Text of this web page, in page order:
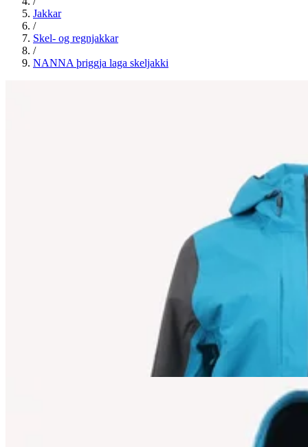
Jakkar
/
Skel- og regnjakkar
/
NANNA þriggja laga skeljakki